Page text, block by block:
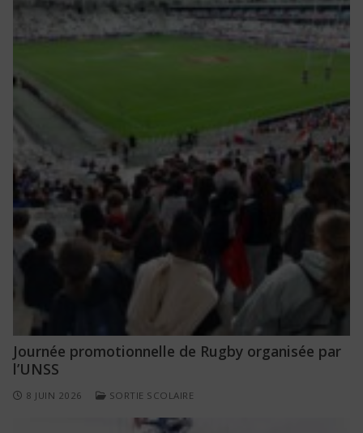
Journée promotionnelle de Rugby organisée par
l’UNSS
8 JUIN 2026 SORTIE SCOLAIRE